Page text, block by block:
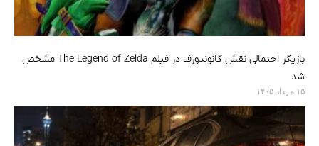
بازیگر احتمالی نقش گانوندورف در فیلم The Legend of Zelda مشخص
شد
۱۵ مرداد ۱۴۰۵